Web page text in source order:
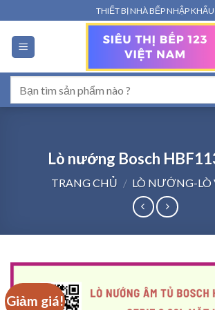
qua
nội
dung
THIẾT BỊ NHÀ BẾP NHẬP KHẨU
kiếm:
Lò nướng Bosch
TRANG CHỦ / LÒ NƯỚNG-LÒ
Giảm giá!